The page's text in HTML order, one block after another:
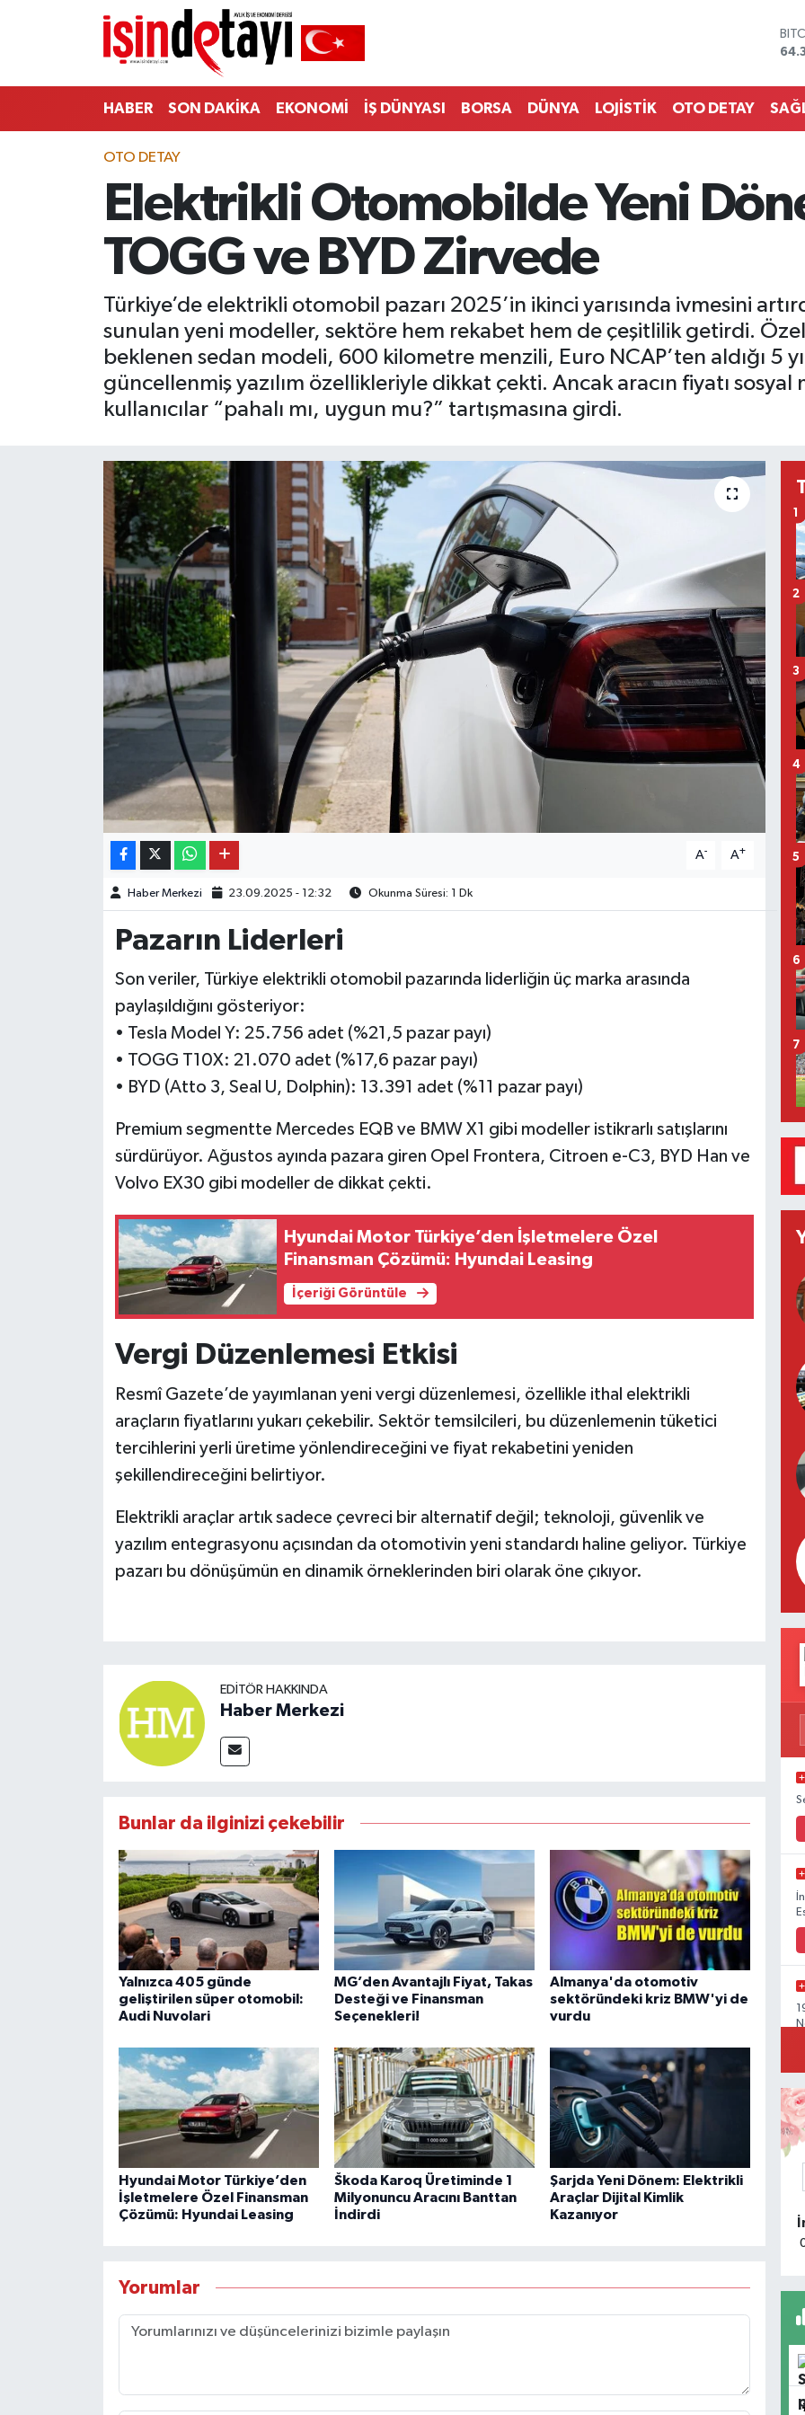
HABER SON DAKİKA EKONOMİ İŞ DÜNYASI BORSA DÜNYA LOJİSTİK OTO DETAY
OTO DETAY
Elektrikli Otomobilde Yeni
TOGG ve BYD Zirvede
Türkiye’de elektrikli otomobil pazarı 2025’in ikinci yarısında ivmesini
sunulan yeni modeller, sektöre hem rekabet hem de çeşitlilik getirdi.
beklenen sedan modeli, 600 kilometre menzili, Euro NCAP’ten aldığı 5
güncellenmiş yazılım özellikleriyle dikkat çekti. Ancak aracın fiyatı sosyal
kullanıcılar “pahalı mı, uygun mu?” tartışmasına girdi.
A- A+
Haber Merkezi 23.09.2025 - 12:32 Okunma Süresi: 1 Dk
Pazarın Liderleri
Son veriler, Türkiye elektrikli otomobil pazarında liderliğin üç marka arasında
paylaşıldığını gösteriyor:
• Tesla Model Y: 25.756 adet (%21,5 pazar payı)
• TOGG T10X: 21.070 adet (%17,6 pazar payı)
• BYD (Atto 3, Seal U, Dolphin): 13.391 adet (%11 pazar payı)
Premium segmentte Mercedes EQB ve BMW X1 gibi modeller istikrarlı satışlarını
sürdürüyor. Ağustos ayında pazara giren Opel Frontera, Citroen e-C3, BYD Han ve
Volvo EX30 gibi modeller de dikkat çekti.
Hyundai Motor Türkiye’den İşletmelere Özel
Finansman Çözümü: Hyundai Leasing
İçeriği Görüntüle
Vergi Düzenlemesi Etkisi
Resmî Gazete’de yayımlanan yeni vergi düzenlemesi, özellikle ithal elektrikli
araçların fiyatlarını yukarı çekebilir. Sektör temsilcileri, bu düzenlemenin tüketici
tercihlerini yerli üretime yönlendireceğini ve fiyat rekabetini yeniden
şekillendireceğini belirtiyor.
Elektrikli araçlar artık sadece çevreci bir alternatif değil; teknoloji, güvenlik ve
yazılım entegrasyonu açısından da otomotivin yeni standardı haline geliyor. Türkiye
pazarı bu dönüşümün en dinamik örneklerinden biri olarak öne çıkıyor.
EDITÖR HAKKINDA
Haber Merkezi
Bunlar da ilginizi çekebilir
Yalnızca 405 günde
geliştirilen süper otomobil:
Audi Nuvolari
MG’den Avantajlı Fiyat, Takas
Desteği ve Finansman
Seçenekleri!
Almanya'da otomotiv
sektöründeki kriz BMW'yi de
vurdu
Hyundai Motor Türkiye’den
İşletmelere Özel Finansman
Çözümü: Hyundai Leasing
Škoda Karoq Üretiminde 1
Milyonuncu Aracını Banttan
İndirdi
Şarjda Yeni Dönem: Elektrikli
Araçlar Dijital Kimlik
Kazanıyor
Yorumlar
1
2
3
4
5
6
7
EKONOMİ
ENERJİ HABERİ
GAYRİMENKUL
LOJİSTİK
MAGAZİN
SAĞLIK
SON DAKİKA
Nöbetçi Eczaneler
Hava Durumu
İstanbul Namaz Vakitleri
Trafik Durumu
Süper Lig Puan Durumu ve Fikstür
Tüm Manşetler
Son Dakika Haberleri
Haber Arşivi